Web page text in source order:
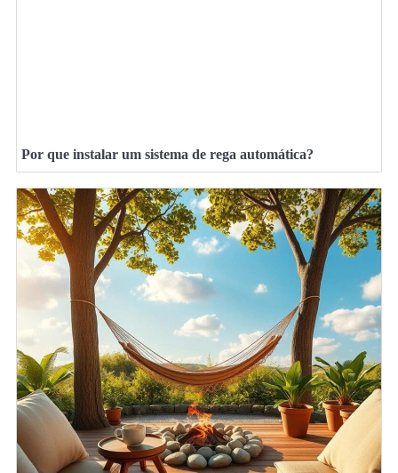
Por que instalar um sistema de rega automática?